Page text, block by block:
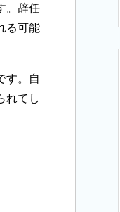
。辞任
る可能
す。自
れてし